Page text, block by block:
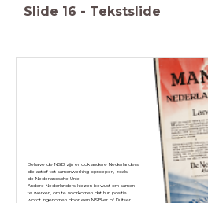
Slide 16 - Tekstslide
Behalve de NSB zijn er ook andere Nederlanders
die actief tot samenwerking oproepen, zoals
de Nederlandsche Unie.
Andere Nederlanders kiezen bewust om samen
te werken, om te voorkomen dat hun positie
wordt ingenomen door een NSB-er of Duitser.